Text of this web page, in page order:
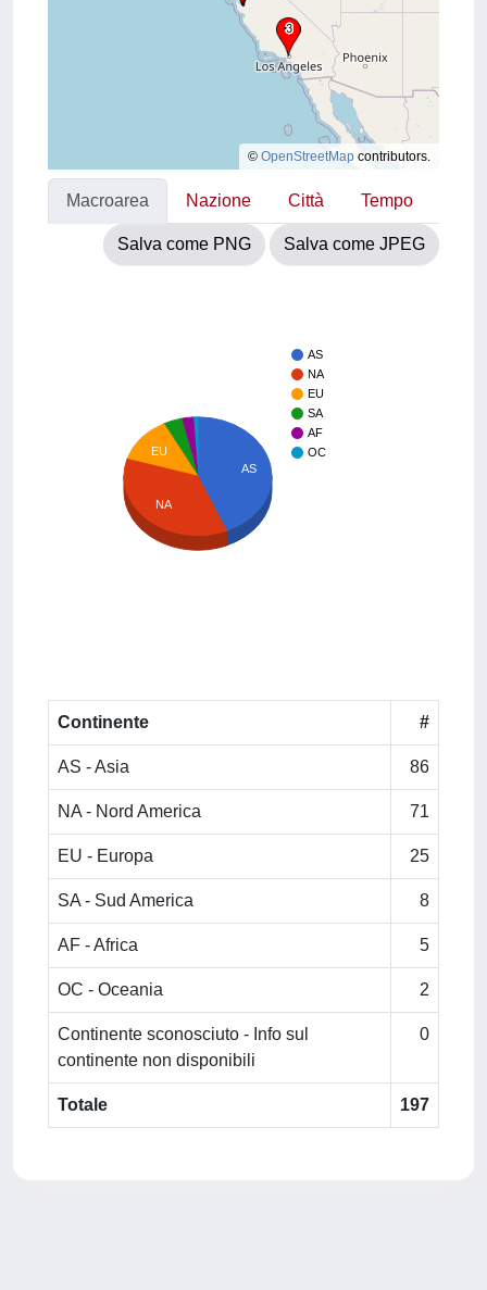
© OpenStreetMap contributors.
Macroarea Nazione Città Tempo
Salva come PNG Salva come JPEG
AS
NA
EU
SA
AF
OC
AS
EU
NA
Continente #
AS - Asia 86
NA - Nord America 71
EU - Europa 25
SA - Sud America 8
AF - Africa 5
OC - Oceania 2
Continente sconosciuto - Info sul
continente non disponibili
0
Totale 197